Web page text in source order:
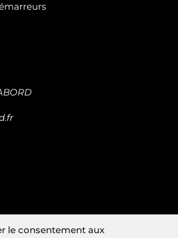
le consentement aux